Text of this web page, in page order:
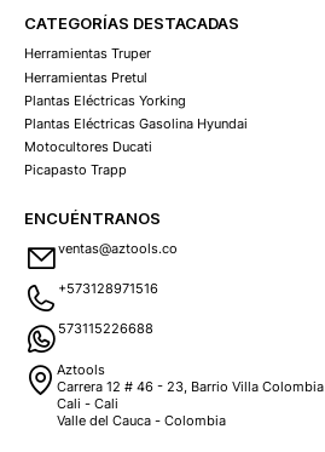
CATEGORÍAS DESTACADAS
Herramientas Truper
Herramientas Pretul
Plantas Eléctricas Yorking
Plantas Eléctricas Gasolina Hyundai
Motocultores Ducati
Picapasto Trapp
ENCUÉNTRANOS
ventas@aztools.co
+573128971516
573115226688
Aztools
Carrera 12 # 46 - 23, Barrio Villa Colombia
Cali - Cali
Valle del Cauca - Colombia